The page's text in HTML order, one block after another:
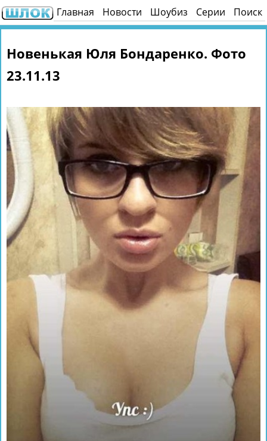
Главная Новости Шоубиз Серии Поиск
Новенькая Юля Бондаренко. Фото
23.11.13